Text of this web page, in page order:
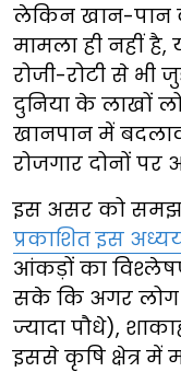
लेकिन खान-पान
मामला ही नहीं है,
रोजी-रोटी से भी
दुनिया के लाखों
खानपान में
रोजगार दोनों पर
इस असर को
प्रकाशित इस
आंकड़ों का
सके कि अगर लोग
ज्यादा पौधे),
इससे कृषि क्षेत्र में